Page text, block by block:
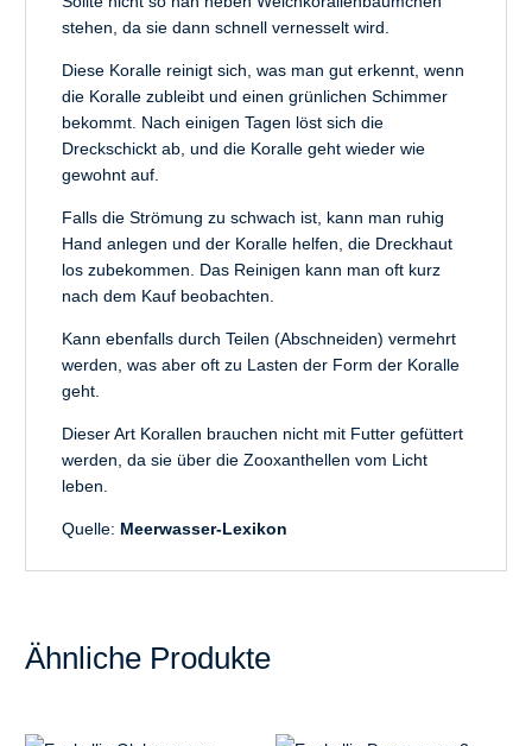
stehen, da sie dann schnell vernesselt wird.
Diese Koralle reinigt sich, was man gut erkennt, wenn
die Koralle zubleibt und einen grünlichen Schimmer
bekommt. Nach einigen Tagen löst sich die
Dreckschickt ab, und die Koralle geht wieder wie
gewohnt auf.
Falls die Strömung zu schwach ist, kann man ruhig
Hand anlegen und der Koralle helfen, die Dreckhaut
los zubekommen. Das Reinigen kann man oft kurz
nach dem Kauf beobachten.
Kann ebenfalls durch Teilen (Abschneiden) vermehrt
werden, was aber oft zu Lasten der Form der Koralle
geht.
Dieser Art Korallen brauchen nicht mit Futter gefüttert
werden, da sie über die Zooxanthellen vom Licht
leben.
Quelle: Meerwasser-Lexikon
Ähnliche Produkte